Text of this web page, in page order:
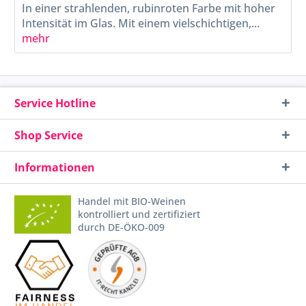
In einer strahlenden, rubinroten Farbe mit hoher
Intensität im Glas. Mit einem vielschichtigen,...
mehr
Service Hotline
Shop Service
Informationen
Handel mit BIO-Weinen
kontrolliert und zertifiziert
durch DE-ÖKO-009